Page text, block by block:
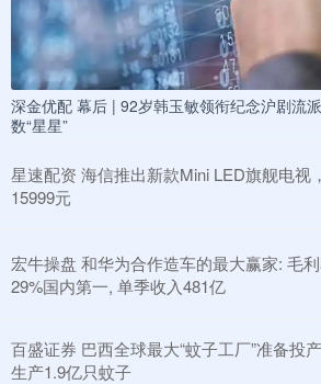
深金优配 幕后 | 92岁韩玉敏领衔纪念沪剧流
数“星星”
星速配资 海信推出新款Mini LED旗舰电视
15999元
宏牛操盘 和华为合作造车的最大赢家: 毛
29%国内第一, 单季收入481亿
百盛证券 巴西全球最大“蚊子工厂”准备投
生产1.9亿只蚊子